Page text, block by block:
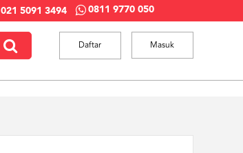
021 5091 3494 0811 9770 050
Masuk
Daftar